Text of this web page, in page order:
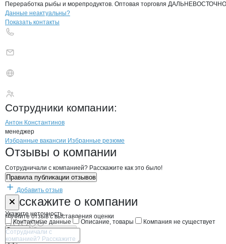
Переработка рыбы и морепродуктов. Оптовая торговля
Контактыкомпании
+7(800)000-00-..
Данные неактуальны?
Показать контакты
Сотрудники компании:
Антон Константинов
менеджер
Брендыкомпани Нептун
Вакансии вНептун
Избранные вакансии Избранные резюме
Новости oНептун, ООО
Отзывы о компании
Сотрудничали с компанией? Расскажите как это было!
Правила публикации отзывов
Добавить отзыв
Расскажите о компании
Начните отзыв с выставления оценки
Форма обратной связи о неточностях
Укажите неточность
Контактные данные
Описание, товары Компания не существует
Отмена Опубликовать